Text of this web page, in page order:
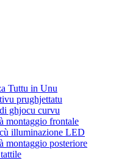
Tuttu in Unu
prughjettatu
ghjocu curvu
montaggio frontale
illuminazione LED
montaggio posteriore